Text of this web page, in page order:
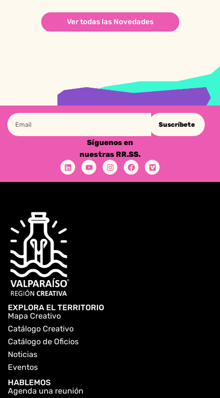
Ver todas las Novedades
Suscríbete
Síguenos en
nuestras RR.SS.
EXPLORA EL TERRITORIO
Mapa Creativo
Catálogo Creativo
Catálogo de Oficios
Noticias
Eventos
HABLEMOS
Agenda una reunión